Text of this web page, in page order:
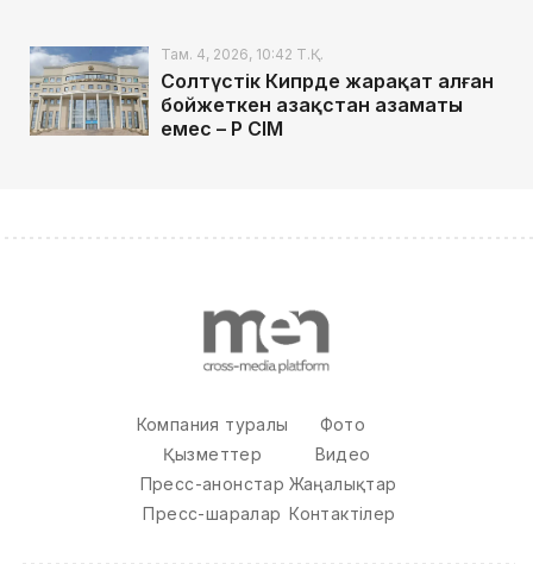
Там. 4, 2026, 10:42 Т.Қ.
Солтүстік Кипрде жарақат алған
бойжеткен Қазақстан азаматы
емес – ҚР СІМ
Компания туралы
Қызметтер
Пресс-анонстар
Пресс-шаралар
Фото
Видео
Жаңалықтар
Контактілер